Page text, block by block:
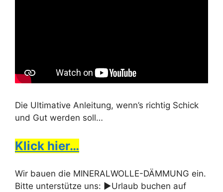
Die Ultimative Anleitung, wenn’s richtig Schick
und Gut werden soll…
Klick hier…
Wir bauen die MINERALWOLLE-DÄMMUNG ein.
Bitte unterstütze uns: ►Urlaub buchen auf